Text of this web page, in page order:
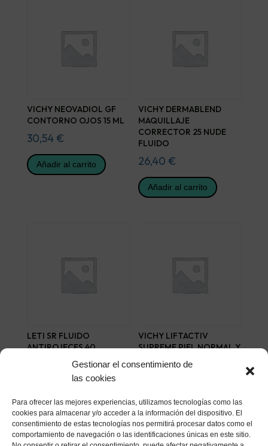
Gestionar el consentimiento de
las cookies
Para ofrecer las mejores experiencias, utilizamos tecnologías como las
cookies para almacenar y/o acceder a la información del dispositivo. El
consentimiento de estas tecnologías nos permitirá procesar datos como el
comportamiento de navegación o las identificaciones únicas en este sitio.
VICHY NEOVADIOL GF
CONTORNO OJOS 15 ML
30,54 €
Añadir al carrito
VICHY DERMABLEND
MAQUILLAJE
CORRECTOR 25 NUDE
FLUIDO
26,40 €
Añadir al carrito
LETI SR FLUIDO
ANTIROJECES 40
VICHY LIFTACTIV
SUPREME PIEL NORMAL Y
MIXTA 50 ML
Añadir al carrito